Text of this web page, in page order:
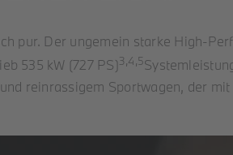
pur. Der ungemein starke High-
535 kW (727 PS)3,4,5
reinrassigem Sportwagen, der